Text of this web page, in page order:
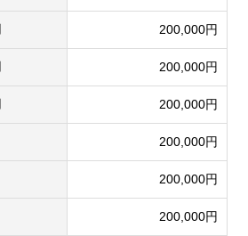
200,000円
200,000円
200,000円
200,000円
200,000円
200,000円